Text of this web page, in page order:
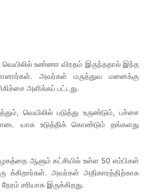
வெயிலில் உண்ணா விரதம் இருந்ததால் இந்த
அவர்கள் மருத்துவ மனைக்கு
அளிக்கப் பட்டது.
வெயிலில் படுத்து உருண்டும், பச்சை
யாக உடுத்திக் கொண்டும் தங்களது
ஆளும் கட்சியில் உள்ள 50 எம்பிகள்
க்கிறார்கள். அவர்கள் அதிகாரத்திற்காக
சரியாக இருக்கிறது.